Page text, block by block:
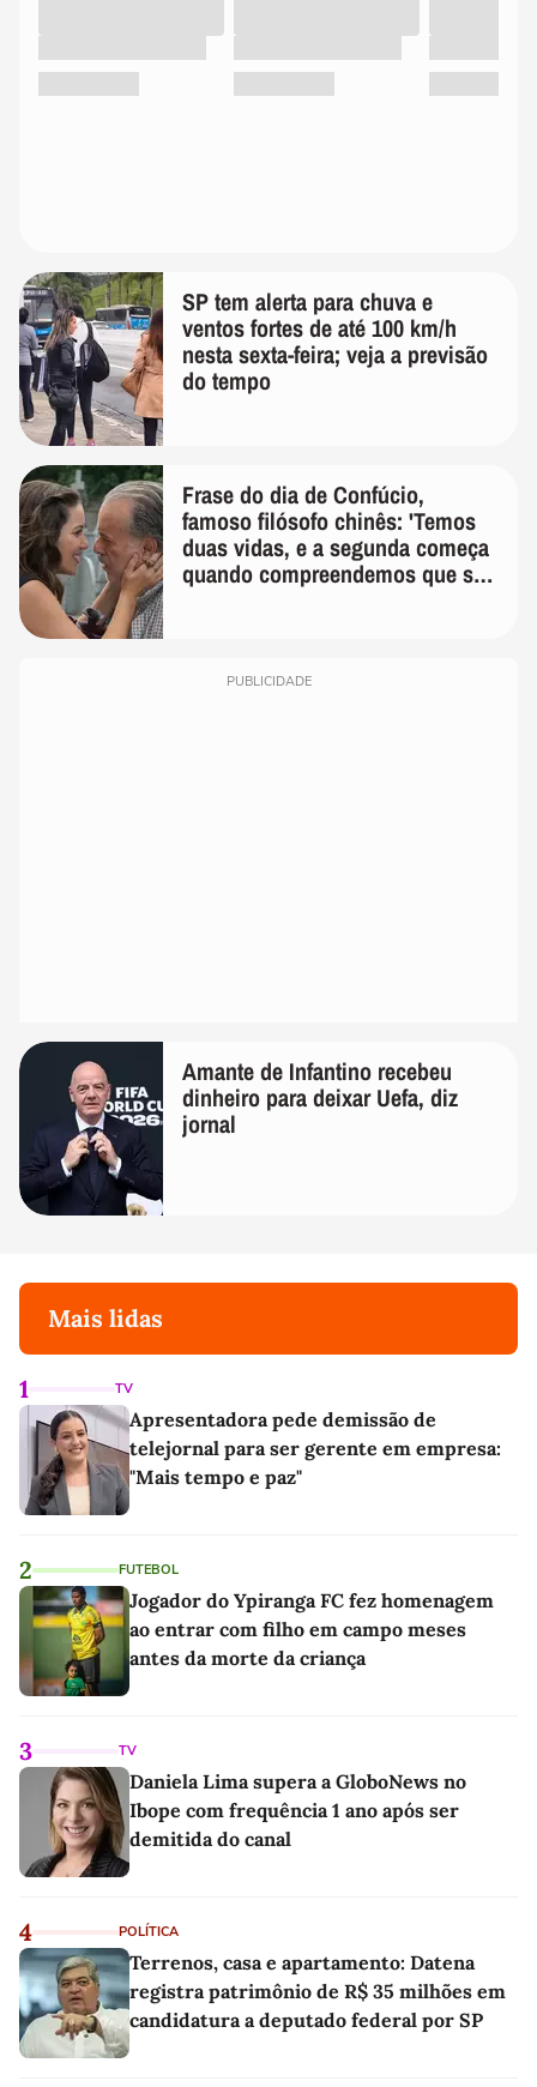
SP tem alerta para chuva e
ventos fortes de até 100 km/h
nesta sexta-feira; veja a previsão
do tempo
Frase do dia de Confúcio,
famoso filósofo chinês: 'Temos
duas vidas, e a segunda começa
quando compreendemos que só
PUBLICIDADE
Amante de Infantino recebeu
dinheiro para deixar Uefa, diz
jornal
Mais lidas
1 TV
Apresentadora pede demissão de
telejornal para ser gerente em empresa:
"Mais tempo e paz"
2 FUTEBOL
Jogador do Ypiranga FC fez homenagem
ao entrar com filho em campo meses
antes da morte da criança
3 TV
Daniela Lima supera a GloboNews no
Ibope com frequência 1 ano após ser
demitida do canal
4 POLÍTICA
Terrenos, casa e apartamento: Datena
registra patrimônio de R$ 35 milhões em
candidatura a deputado federal por SP